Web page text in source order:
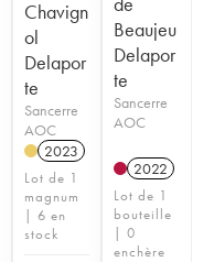
Chavign
ol
Delapor
te
Sancerre
AOC
2023
Lot de 1
magnum
| 6 en
stock
Beaujeu
Delapor
te
Sancerre
AOC
2022
Lot de 1
bouteille
| 0
enchère